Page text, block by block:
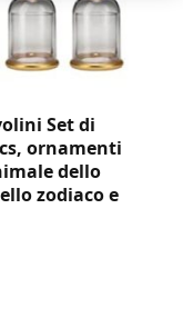
Set di
ornamenti
dello
zodiaco e